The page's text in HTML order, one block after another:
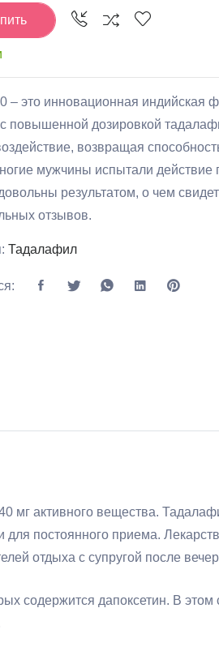
– это инновационная индийская
повышенной дозировкой
возвращая
мужчины испытали действие
результатом, о чем
отзывов.
Тадалафил
мг активного вещества.
для постоянного приема.
отдыха с супругой после
содержится дапоксетин. В этом